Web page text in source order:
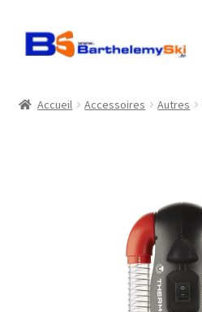
Aller
Aller
Accueil Accessoires Autres